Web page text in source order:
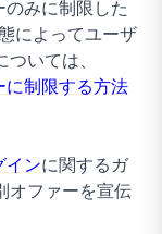
みに制限した
によってユーザ
いては、
に制限する方法
インに関するガ
オファーを宣伝